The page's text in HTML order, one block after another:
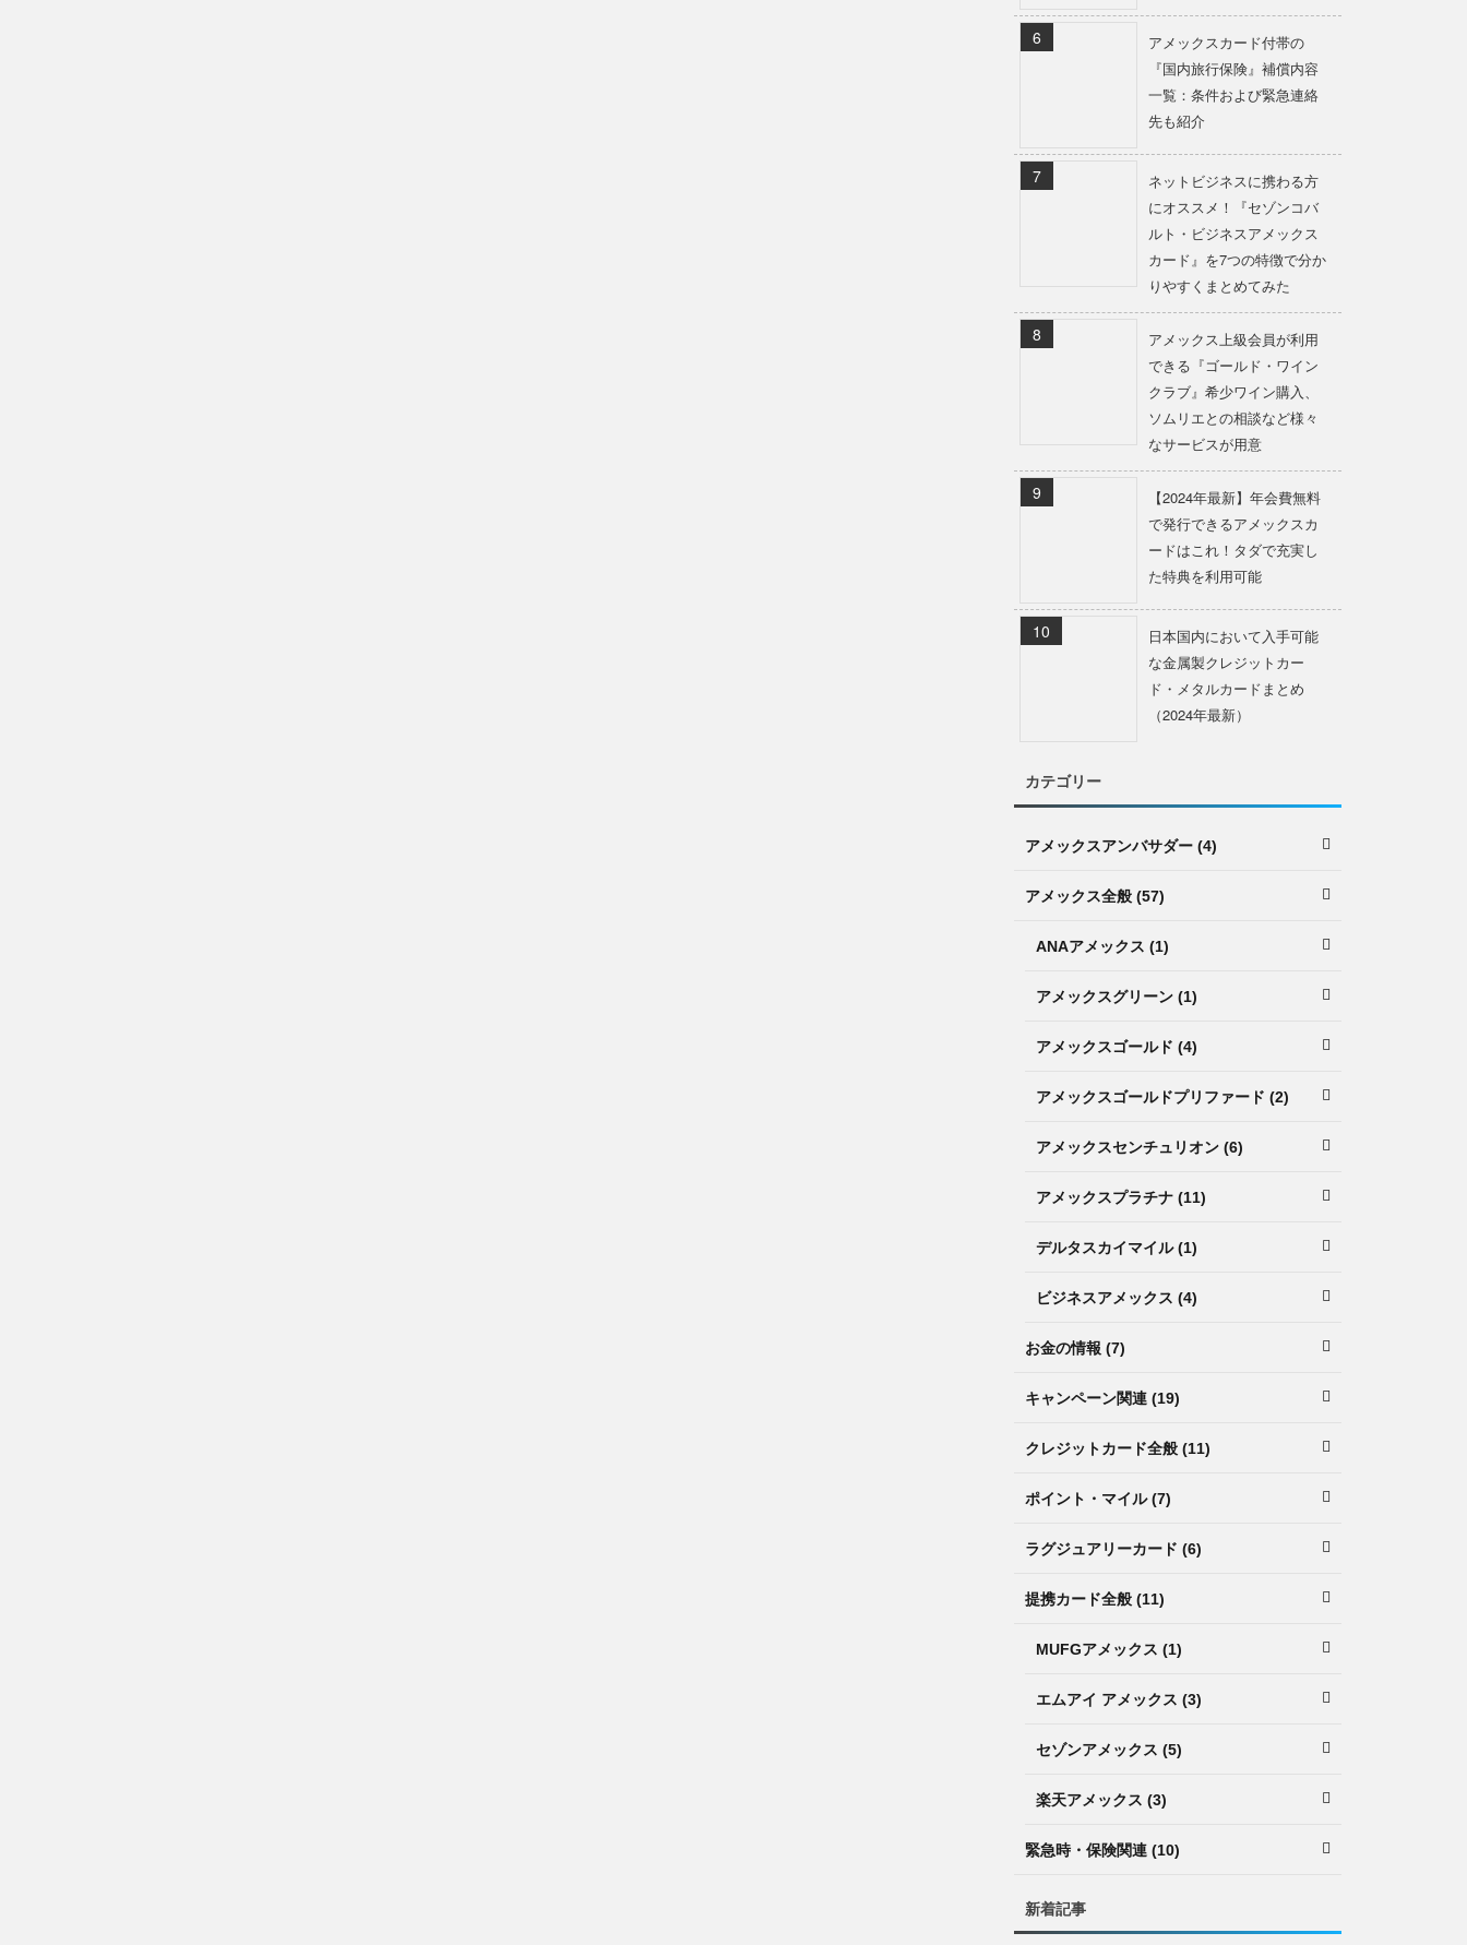
アメックスカード付帯の
『国内旅行保険』補償内容
一覧：条件および緊急連絡
先も紹介
ネットビジネスに携わる方
にオススメ！『セゾンコバ
ルト・ビジネスアメックス
カード』を7つの特徴で分か
りやすくまとめてみた
アメックス上級会員が利用
できる『ゴールド・ワイン
クラブ』希少ワイン購入、
ソムリエとの相談など様々
なサービスが用意
【2024年最新】年会費無料
で発行できるアメックスカ
ードはこれ！タダで充実し
た特典を利用可能
日本国内において入手可能
な金属製クレジットカー
ド・メタルカードまとめ
（2024年最新）
カテゴリー
アメックスアンバサダー (4)
アメックス全般 (57)
ANAアメックス (1)
アメックスグリーン (1)
アメックスゴールド (4)
アメックスゴールドプリファード (2)
アメックスセンチュリオン (6)
アメックスプラチナ (11)
デルタスカイマイル (1)
ビジネスアメックス (4)
お金の情報 (7)
キャンペーン関連 (19)
クレジットカード全般 (11)
ポイント・マイル (7)
ラグジュアリーカード (6)
提携カード全般 (11)
MUFGアメックス (1)
エムアイ アメックス (3)
セゾンアメックス (5)
楽天アメックス (3)
緊急時・保険関連 (10)
新着記事